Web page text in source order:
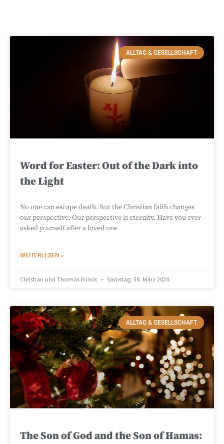
ALLTAG & GESELLSCHAFT
Word for Easter: Out of the Dark into
the Light
No one can escape death. But the Christian faith changes
our perspective. Our perspective is eternity. Have you ever
asked yourself after a loved one
WEITERLESEN »
Christian und Thomas Funck Samstag, 30. März 2024
ALLTAG & GESELLSCHAFT
The Son of God and the Son of Hamas: